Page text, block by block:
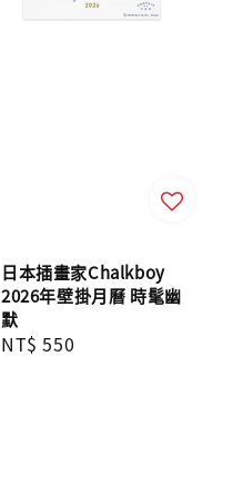
日本插畫家Chalkboy
2026年壁掛月曆 時髦幽
默
Regular
NT$ 550